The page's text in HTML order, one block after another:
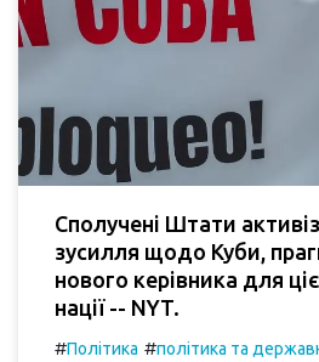
Сполучені Штати
зусилля щодо Куби,
нового керівника для
нації -- NYT.
#Політика #політика та